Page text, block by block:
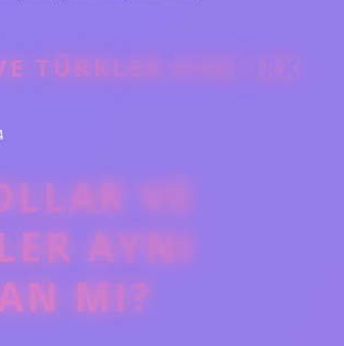
TÜRKLER AYNI IRK
VE
AYNI
MI?